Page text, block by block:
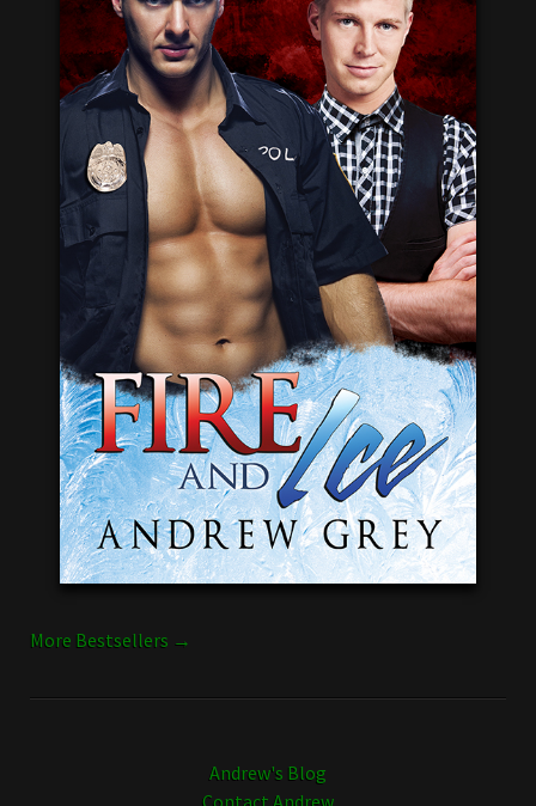
More Bestsellers →
Andrew's Blog